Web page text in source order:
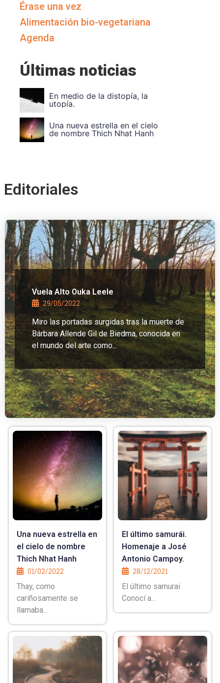
Érase una vez
Alimentación bio-vegetariana
Agenda
Últimas noticias
Vuela Alto Ouka Leele
Divide et impera. Unidad en
la
Editoriales
Vuela Alto Ouka Leele
29/05/2022
Miro las portadas surgidas tras la muerte de
Bárbara Allende Gil de Biedma, conocida en
el mundo del arte como...
Una nueva estrella en
el cielo de nombre
Thich Nhat Hanh
01/02/2022
Thay, como
cariñosamente se
llamaba...
El último samurái.
Homenaje a José
Antonio Campoy.
28/12/2021
El último samurai
Conocí a...